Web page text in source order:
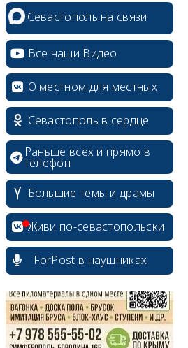
Севастополь на связи
Все наши Видео
О местном для местных
Севастополь в сердце
Раньше всех и прямо в
телефон
Большие темы и драмы
Живи по-севастопольски
ForPost в наушниках
erid: 2SDnjcrDNw6
erid: 2SDnjdPjgYS